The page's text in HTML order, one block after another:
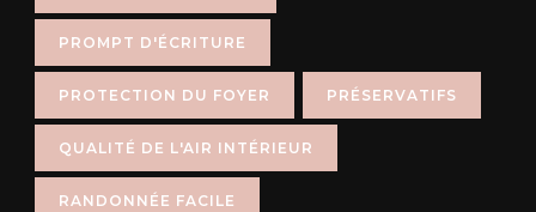
PROMPT D'ÉCRITURE
PROTECTION DU FOYER PRÉSERVATIFS
QUALITÉ DE L'AIR INTÉRIEUR
RANDONNÉE FACILE